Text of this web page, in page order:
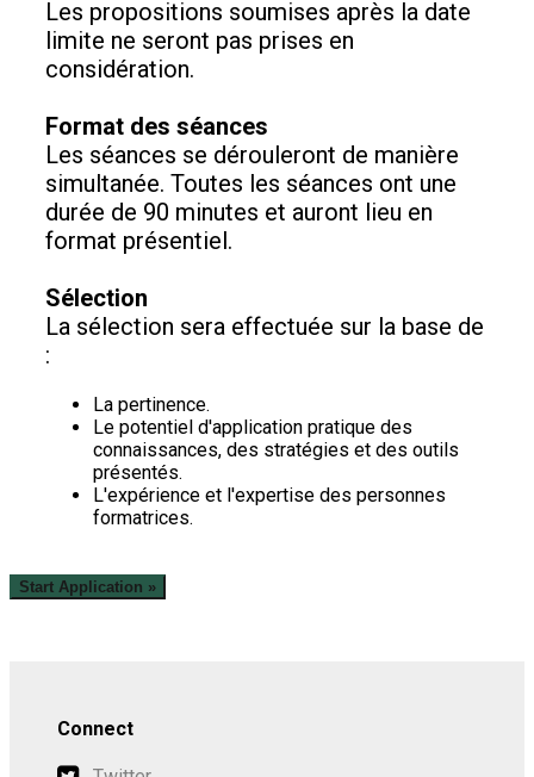
Les propositions soumises après la date
limite ne seront pas prises en
considération.
Format des séances
Les séances se dérouleront de manière
simultanée. Toutes les séances ont une
durée de 90 minutes et auront lieu en
format présentiel.
Sélection
La sélection sera effectuée sur la base de
:
La pertinence.
Le potentiel d'application pratique des
connaissances, des stratégies et des outils
présentés.
L'expérience et l'expertise des personnes
formatrices.
Start Application »
Connect